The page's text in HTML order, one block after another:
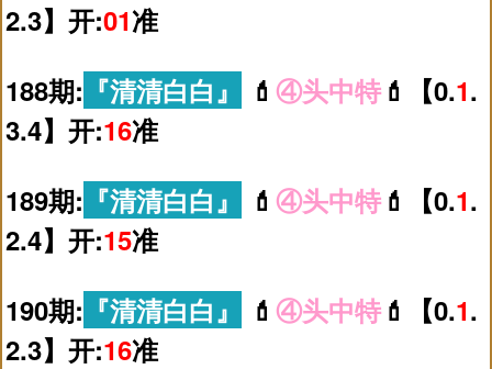
2.3】开:01准
188期: 『清清白白』 💄 ④头中特💄【0.1.
3.4】开:16准
189期: 『清清白白』 💄 ④头中特💄【0.1.
2.4】开:15准
190期: 『清清白白』 💄 ④头中特💄【0.1.
2.3】开:16准